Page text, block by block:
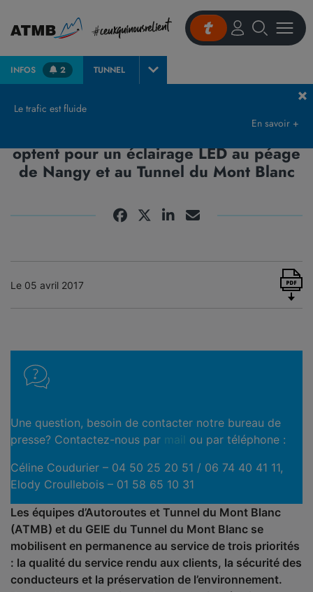
INFOS 2 TUNNEL
Le trafic est fluide
En savoir +
optent pour un éclairage LED au péage
de Nangy et au Tunnel du Mont Blanc
Le 05 avril 2017
Une question, besoin de contacter notre bureau de
presse? Contactez-nous par mail ou par téléphone :
Céline Coudurier – 04 50 25 20 51 / 06 74 40 41 11,
Elody Croullebois – 01 58 65 10 31
Les équipes d’Autoroutes et Tunnel du Mont Blanc
(ATMB) et du GEIE du Tunnel du Mont Blanc se
mobilisent en permanence au service de trois priorités
: la qualité du service rendu aux clients, la sécurité des
conducteurs et la préservation de l’environnement.